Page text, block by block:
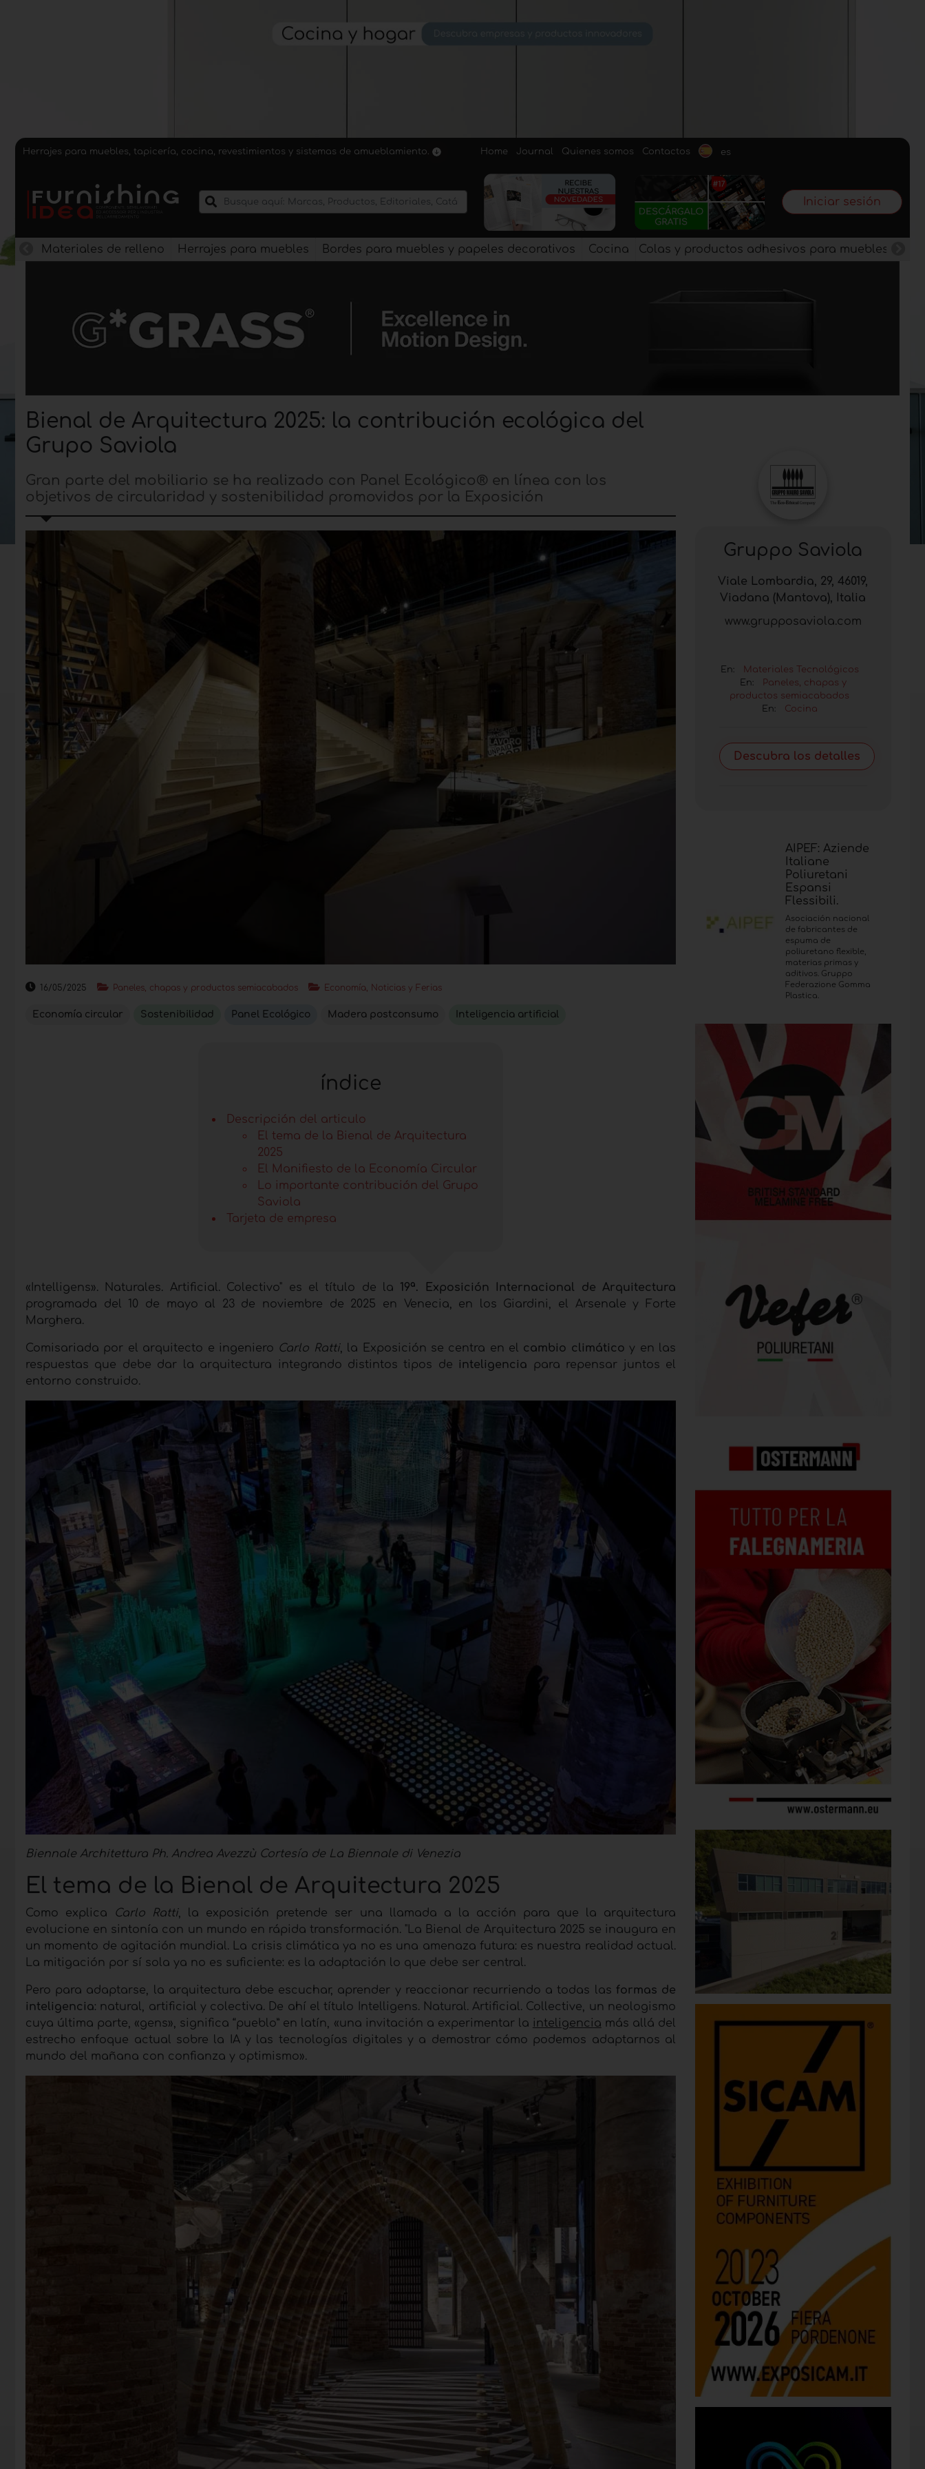
Herrajes para muebles, tapicería, cocina, revestimientos y sistemas de amueblamiento. Home Journal Quienes somos Contactos es
Iniciar sesión
Materiales de relleno Herrajes para muebles Bordes para muebles y papeles decorativos Cocina Colas y productos adhesivos para muebles
Bienal de Arquitectura 2025: la contribución ecológica del
Grupo Saviola
Gran parte del mobiliario se ha realizado con Panel Ecológico® en línea con los
objetivos de circularidad y sostenibilidad promovidos por la Exposición
16/05/2025 Paneles, chapas y productos semiacabados Economía, Noticias y Ferias
Economía circular Sostenibilidad Panel Ecológico Madera postconsumo Inteligencia artificial
índice
Descripción del articulo
El tema de la Bienal de Arquitectura
2025
El Manifiesto de la Economía Circular
Lo importante contribución del Grupo
Saviola
Tarjeta de empresa
«Intelligens». Naturales. Artificial. Colectivo" es el título de la 19ª. Exposición Internacional de Arquitectura
programada del 10 de mayo al 23 de noviembre de 2025 en Venecia, en los Giardini, el Arsenale y Forte
Marghera.
Comisariada por el arquitecto e ingeniero Carlo Ratti, la Exposición se centra en el cambio climático y en las
respuestas que debe dar la arquitectura integrando distintos tipos de inteligencia para repensar juntos el
entorno construido.
Biennale Architettura Ph. Andrea Avezzù Cortesía de La Biennale di Venezia
El tema de la Bienal de Arquitectura 2025
Como explica Carlo Ratti, la exposición pretende ser una llamada a la acción para que la arquitectura
evolucione en sintonía con un mundo en rápida transformación. "La Bienal de Arquitectura 2025 se inaugura en
un momento de agitación mundial. La crisis climática ya no es una amenaza futura: es nuestra realidad actual.
La mitigación por sí sola ya no es suficiente: es la adaptación lo que debe ser central.
Pero para adaptarse, la arquitectura debe escuchar, aprender y reaccionar recurriendo a todas las formas de
inteligencia: natural, artificial y colectiva. De ahí el título Intelligens. Natural. Artificial. Collective, un neologismo
cuya última parte, «gens», significa “pueblo” en latín, «una invitación a experimentar la inteligencia más allá del
estrecho enfoque actual sobre la IA y las tecnologías digitales y a demostrar cómo podemos adaptarnos al
mundo del mañana con confianza y optimismo».
Gruppo Saviola
Viale Lombardia, 29, 46019,
Viadana (Mantova), Italia
www.grupposaviola.com
En:
Materiales Tecnológicos
En:
Paneles, chapas y
productos semiacabados
En:
Cocina
Descubra los detalles
AIPEF: Aziende
Italiane
Poliuretani
Espansi
Flessibili.
Asociación nacional
de fabricantes de
espuma de
poliuretano flexible,
materias primas y
aditivos. Gruppo
Federazione Gomma
Plastica.